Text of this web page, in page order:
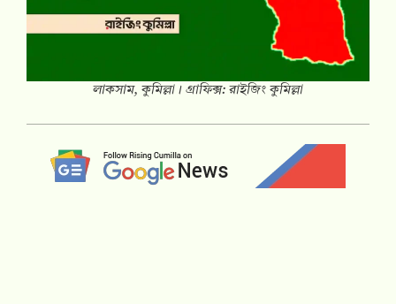
লাকসাম, কুমিল্লা। গ্রাফিক্স: রাইজিং কুমিল্লা